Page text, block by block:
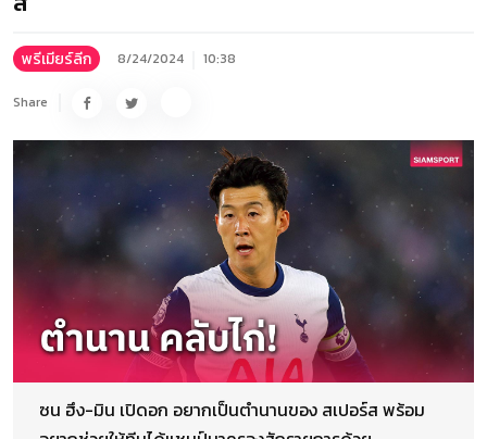
พรีเมียร์ลีก 8/24/2024 10:38
Share
ซน ฮึง-มิน เปิดอก อยากเป็นตำนานของ สเปอร์ส พร้อม